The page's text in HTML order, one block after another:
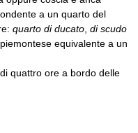
a un quarto del
quarto di ducato di scudo
equivalente a un
quattro ore a bordo delle